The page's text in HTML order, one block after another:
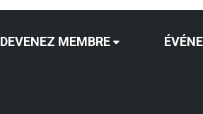
DEVENEZ MEMBRE